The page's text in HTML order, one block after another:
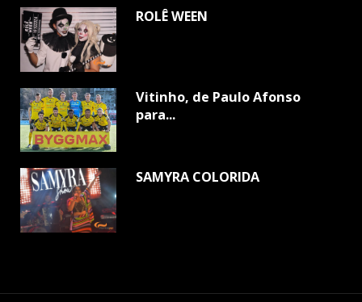
ROLÊ WEEN
Vitinho, de Paulo Afonso
para...
SAMYRA COLORIDA